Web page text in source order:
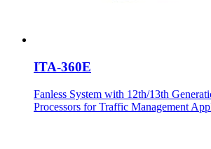
ITA-360E
Fanless System with 12th/13th
Processors for Traffic Management